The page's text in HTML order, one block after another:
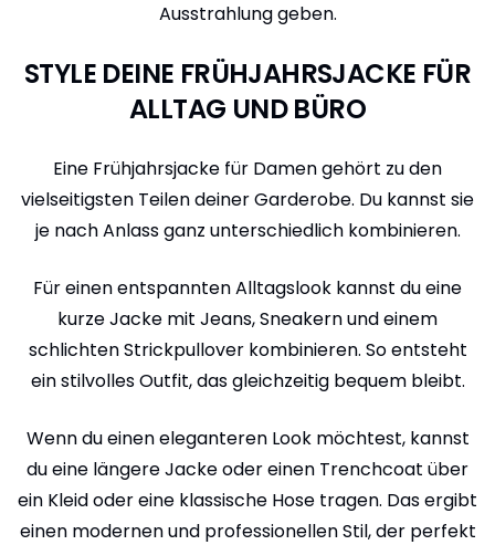
Ausstrahlung geben.
STYLE DEINE FRÜHJAHRSJACKE FÜR
ALLTAG UND BÜRO
Eine Frühjahrsjacke für Damen gehört zu den
vielseitigsten Teilen deiner Garderobe. Du kannst sie
je nach Anlass ganz unterschiedlich kombinieren.
Für einen entspannten Alltagslook kannst du eine
kurze Jacke mit Jeans, Sneakern und einem
schlichten Strickpullover kombinieren. So entsteht
ein stilvolles Outfit, das gleichzeitig bequem bleibt.
Wenn du einen eleganteren Look möchtest, kannst
du eine längere Jacke oder einen Trenchcoat über
ein Kleid oder eine klassische Hose tragen. Das ergibt
einen modernen und professionellen Stil, der perfekt